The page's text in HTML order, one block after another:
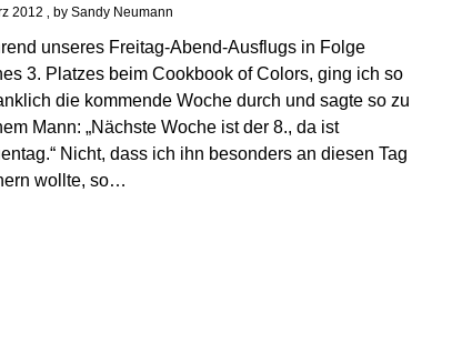
2012 by Sandy Neumann
unseres Freitag-Abend-Ausflugs in Folge
3. Platzes beim Cookbook of Colors, ging ich so
die kommende Woche durch und sagte so zu
Mann: „Nächste Woche ist der 8., da ist
Nicht, dass ich ihn besonders an diesen Tag
wollte, so…